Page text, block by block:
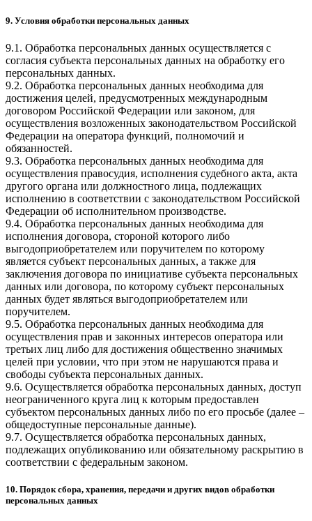
9. Условия обработки персональных данных
9.1. Обработка персональных данных осуществляется с
согласия субъекта персональных данных на обработку его
персональных данных.
9.2. Обработка персональных данных необходима для
достижения целей, предусмотренных международным
договором Российской Федерации или законом, для
осуществления возложенных законодательством Российской
Федерации на оператора функций, полномочий и
обязанностей.
9.3. Обработка персональных данных необходима для
осуществления правосудия, исполнения судебного акта, акта
другого органа или должностного лица, подлежащих
исполнению в соответствии с законодательством Российской
Федерации об исполнительном производстве.
9.4. Обработка персональных данных необходима для
исполнения договора, стороной которого либо
выгодоприобретателем или поручителем по которому
является субъект персональных данных, а также для
заключения договора по инициативе субъекта персональных
данных или договора, по которому субъект персональных
данных будет являться выгодоприобретателем или
поручителем.
9.5. Обработка персональных данных необходима для
осуществления прав и законных интересов оператора или
третьих лиц либо для достижения общественно значимых
целей при условии, что при этом не нарушаются права и
свободы субъекта персональных данных.
9.6. Осуществляется обработка персональных данных, доступ
неограниченного круга лиц к которым предоставлен
субъектом персональных данных либо по его просьбе (далее –
общедоступные персональные данные).
9.7. Осуществляется обработка персональных данных,
подлежащих опубликованию или обязательному раскрытию в
соответствии с федеральным законом.
10. Порядок сбора, хранения, передачи и других видов обработки
персональных данных